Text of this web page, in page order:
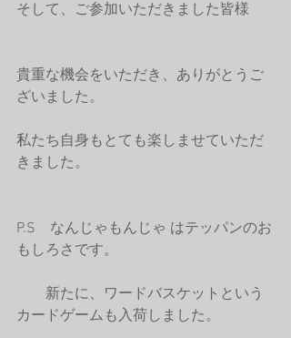
そして、ご参加いただきました皆様
貴重な機会をいただき、ありがとうご
ざいました。
私たち自身もとても楽しませていただ
きました。
P.S　なんじゃもんじゃ はテッパンのお
もしろさです。
新たに、ワードバスケットという
カードゲームも入荷しました。